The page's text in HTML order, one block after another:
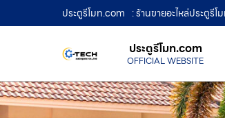
ประตูรีโมท.com : ร้านขายอะไหล่ประตูรี
ประตูรีโมท.com
OFFICIAL WEBSITE